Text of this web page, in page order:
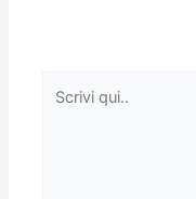
qui..